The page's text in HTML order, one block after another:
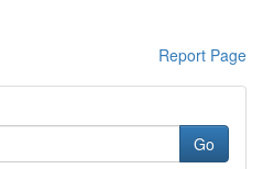
Report Page
Go